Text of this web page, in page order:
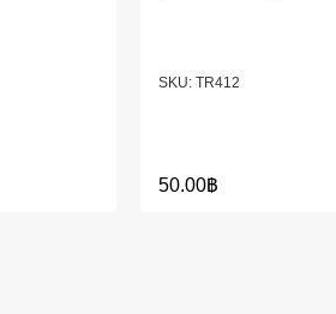
TR412
50.00฿